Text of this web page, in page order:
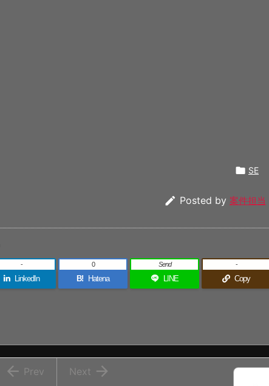
 SE
 Posted by 案件担当
LinkedIn
-
B! Hatena
0
LINE
Send
Copy
-

Next
 Prev